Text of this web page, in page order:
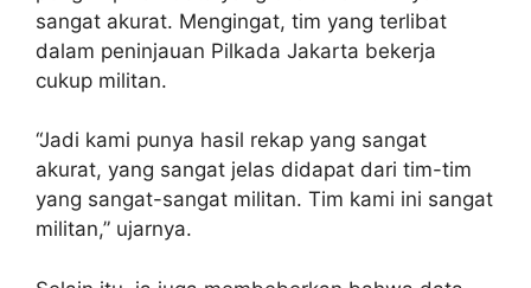
sangat akurat. Mengingat, tim yang terlibat
dalam peninjauan Pilkada Jakarta bekerja
cukup militan.
“Jadi kami punya hasil rekap yang sangat
akurat, yang sangat jelas didapat dari tim-tim
yang sangat-sangat militan. Tim kami ini sangat
militan,” ujarnya.